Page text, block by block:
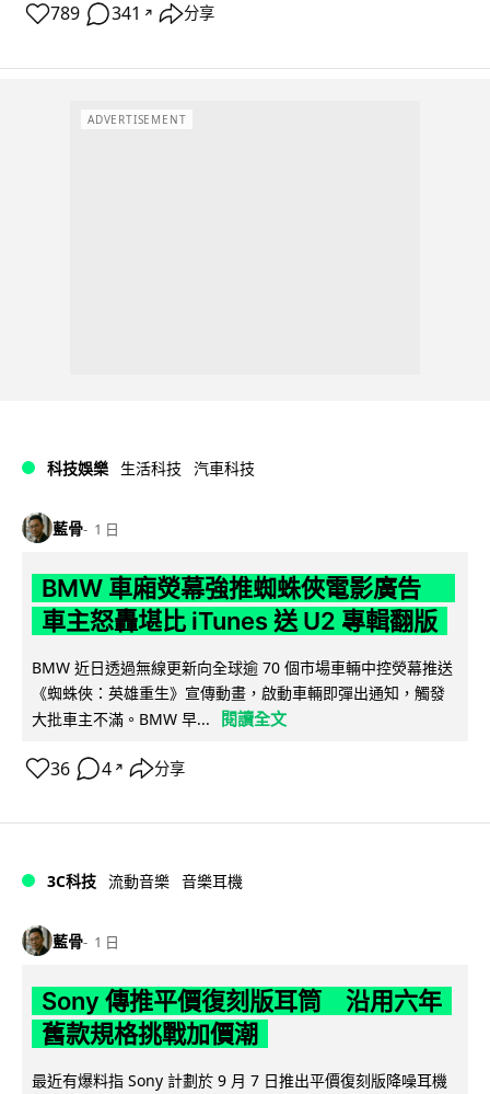
789 341 ↗ 分享
ADVERTISEMENT
科技娛樂 生活科技 汽車科技
藍骨 1 日
BMW 車廂熒幕強推蜘蛛俠電影廣告
車主怒轟堪比 iTunes 送 U2 專輯翻版
BMW 近日透過無線更新向全球逾 70 個市場車輛中控熒幕推送
《蜘蛛俠：英雄重生》宣傳動畫，啟動車輛即彈出通知，觸發
大批車主不滿。BMW 早...
閱讀全文
36 4 ↗ 分享
3C科技 流動音樂 音樂耳機
藍骨 1 日
Sony 傳推平價復刻版耳筒 沿用六年
舊款規格挑戰加價潮
最近有爆料指 Sony 計劃於 9 月 7 日推出平價復刻版降噪耳機